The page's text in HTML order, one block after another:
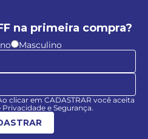
na primeira compra?
Masculino
clicar em CADASTRAR você aceita
e Segurança.